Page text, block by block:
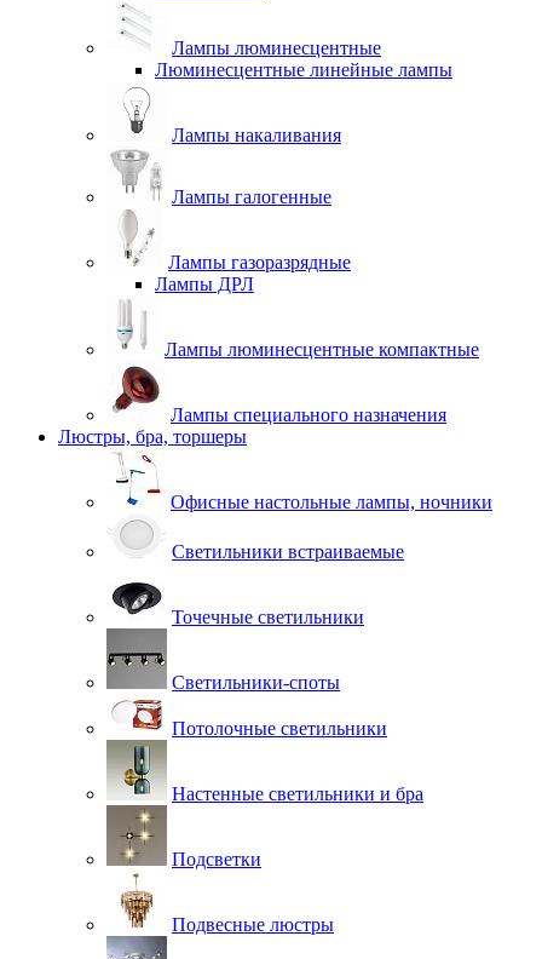
Лампы люминесцентные
Люминесцентные линейные лампы
Лампы накаливания
Лампы галогенные
Лампы газоразрядные
Лампы ДРЛ
Лампы люминесцентные компактные
Лампы специального назначения
Люстры, бра, торшеры
Офисные настольные лампы, ночники
Светильники встраиваемые
Точечные светильники
Светильники-споты
Потолочные светильники
Настенные светильники и бра
Подсветки
Подвесные люстры